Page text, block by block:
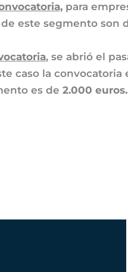
para
este segmento son
, se abrió el
caso la
es de 2.000 euros.